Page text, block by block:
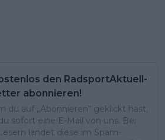
den RadsportAktuell-
abonnieren!
du auf „Abonnieren“ geklickt hast,
sofort eine E-Mail von uns. Bei
landet diese im Spam-